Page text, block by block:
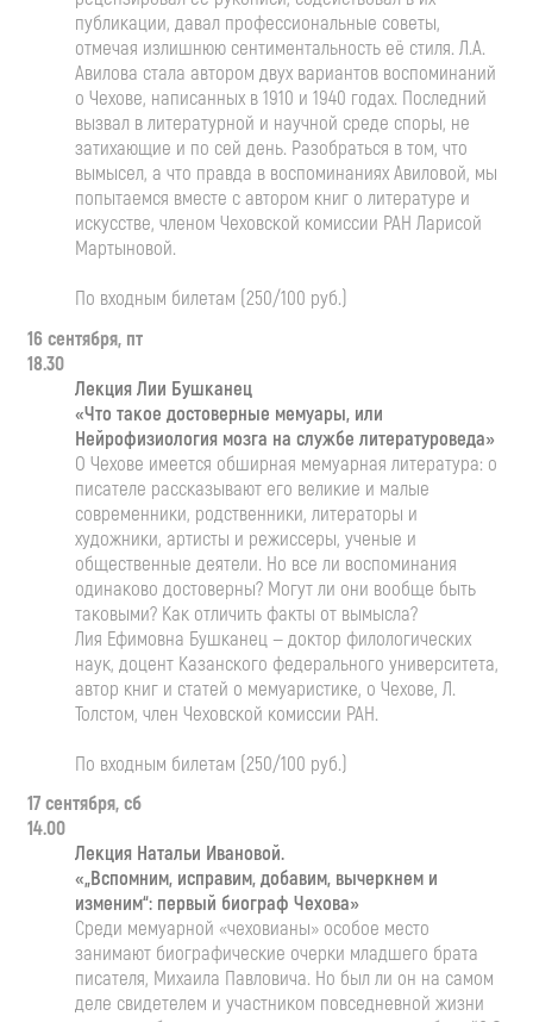
публикации, давал профессиональные советы,
отмечая излишнюю сентиментальность её стиля. Л.А.
Авилова стала автором двух вариантов воспоминаний
о Чехове, написанных в 1910 и 1940 годах. Последний
вызвал в литературной и научной среде споры, не
затихающие и по сей день. Разобраться в том, что
вымысел, а что правда в воспоминаниях Авиловой, мы
попытаемся вместе с автором книг о литературе и
искусстве, членом Чеховской комиссии РАН Ларисой
Мартыновой.
По входным билетам (250/100 руб.)
16 сентября, пт
18.30
Лекция Лии Бушканец
«Что такое достоверные мемуары, или
Нейрофизиология мозга на службе литературоведа»
О Чехове имеется обширная мемуарная литература: о
писателе рассказывают его великие и малые
современники, родственники, литераторы и
художники, артисты и режиссеры, ученые и
общественные деятели. Но все ли воспоминания
одинаково достоверны? Могут ли они вообще быть
таковыми? Как отличить факты от вымысла?
Лия Ефимовна Бушканец — доктор филологических
наук, доцент Казанского федерального университета,
автор книг и статей о мемуаристике, о Чехове, Л.
Толстом, член Чеховской комиссии РАН.
По входным билетам (250/100 руб.)
17 сентября, сб
14.00
Лекция Натальи Ивановой.
«„Вспомним, исправим, добавим, вычеркнем и
изменим“: первый биограф Чехова»
Среди мемуарной «чеховианы» особое место
занимают биографические очерки младшего брата
писателя, Михаила Павловича. Но был ли он на самом
деле свидетелем и участником повседневной жизни